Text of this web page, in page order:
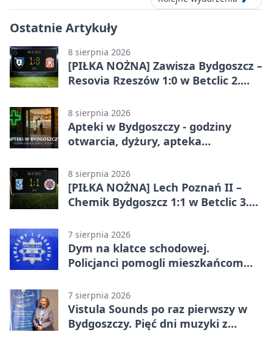
Ostatnie Artykuły
8 sierpnia 2026
[PIŁKA NOŻNA] Zawisza Bydgoszcz –
Resovia Rzeszów 1:0 w Betclic 2.
8 sierpnia 2026
Apteki w Bydgoszczy - godziny
otwarcia, dyżury, apteka
8 sierpnia 2026
[PIŁKA NOŻNA] Lech Poznań II –
Chemik Bydgoszcz 1:1 w Betclic 3.
Bydgoszczanie wywieźli punkt z
Wronek
7 sierpnia 2026
Dym na klatce schodowej.
Policjanci pomogli mieszkańcom
7 sierpnia 2026
Vistula Sounds po raz pierwszy w
Bydgoszczy. Pięć dni muzyki z